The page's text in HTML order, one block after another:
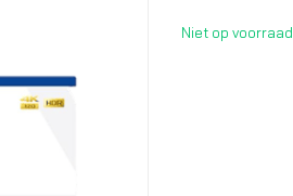
begin
Niet op voorraad